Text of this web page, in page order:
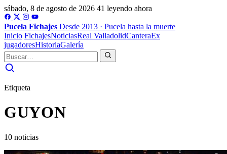
sábado, 8 de agosto de 2026 41 leyendo ahora
Pucela Fichajes Desde 2013 · Pucela hasta la muerte
Inicio FichajesNoticiasReal ValladolidCanteraEx
jugadoresHistoriaGalería
Etiqueta
GUYON
10 noticias